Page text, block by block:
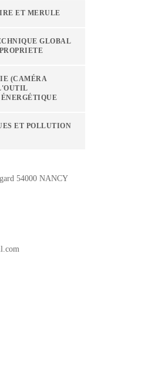
ET MERULE
GLOBAL
(CAMÉRA
ET POLLUTION
54000 NANCY